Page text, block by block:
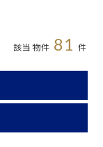
該当物件 81 件